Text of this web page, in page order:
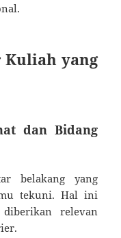
yang
dan Bidang
belakang yang
tekuni. Hal ini
relevan